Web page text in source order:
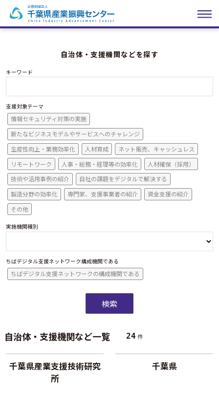
自治体・支援機関などを探す
キーワード
支援対象テーマ
情報セキュリティ対策の実施
新たなビジネスモデルやサービスへのチャレンジ
生産性向上・業務効率化
人材育成
ネット販売、キャッシュレス
リモートワーク
人事・総務・経理等の効率化
人材確保（採用）
技術や活用事例の紹介
自社の課題をデジタルで解決する
製造分野の効率化
専門家、支援事業者の紹介
資金支援の紹介
その他
実施機関種別
ちばデジタル支援ネットワーク構成機関である
ちばデジタル支援ネットワークの構成機関である
検索
自治体・支援機関など一覧 24 件
千葉県産業支援技術研究
所
千葉県